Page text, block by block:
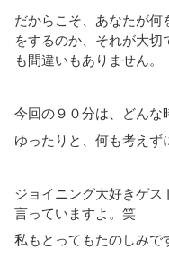
だからこそ、あなたが何
をするのか、それが大
も間違いもありません。
今回の９０分は、どんな
ゆったりと、何も考えず
ジョイニング大好きゲス
言っていますよ。笑
私もとってもたのしみで